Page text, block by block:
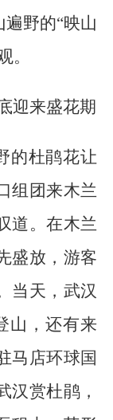
野的“映山
。
迎来盛花期
的杜鹃花让
组团来木兰
道。在木兰
盛放，游客
当天，武汉
山，还有来
马店环球国
汉赏杜鹃，